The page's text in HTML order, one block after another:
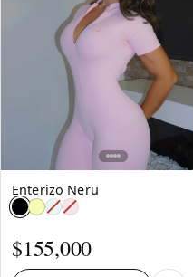
Enterizo Neru
Azul
Bebe:
ROSADO:
agotado
$155,000